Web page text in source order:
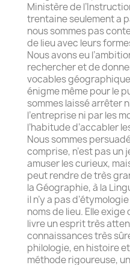
Ministère de
trentaine seulement a
nous sommes pas
de lieu avec leurs
Nous avons eu
rechercher et de
vocables
énigme même pour le
sommes laissé arrêter
l’entreprise ni par les
l’habitude d’accabler
Nous sommes
comprise, n’est pas un
amuser les curieux,
peut rendre de très
la Géographie, à la
il n’y a pas
noms de lieu. Elle exige
livre un esprit très
connaissances très
philologie, en histoire
méthode rigoureuse,